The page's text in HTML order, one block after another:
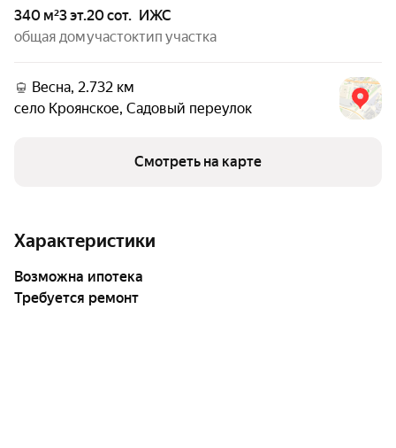
340 м²
общая
3 эт.
дом
20 сот.
участок
ИЖС
тип участка
Весна, 2.732 км
село Кроянское, Садовый переулок
Смотреть на карте
Характеристики
возможна ипотека
Требуется ремонт